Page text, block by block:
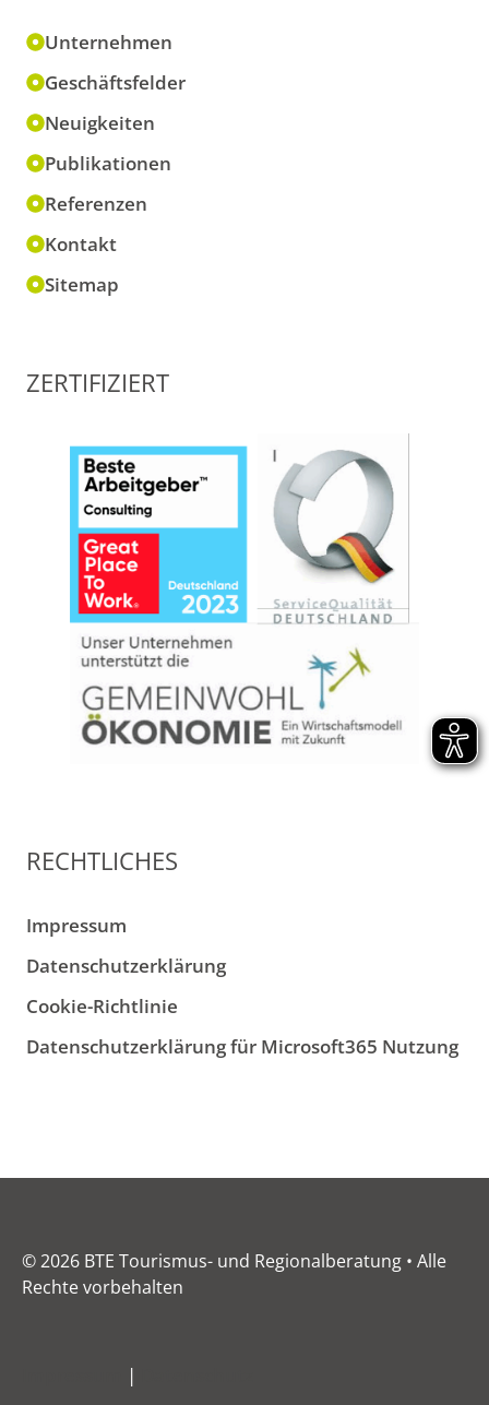
Unternehmen
Geschäftsfelder
Neuigkeiten
Publikationen
Referenzen
Kontakt
Sitemap
ZERTIFIZIERT
RECHTLICHES
Impressum
Datenschutzerklärung
Cookie-Richtlinie
Datenschutzerklärung für Microsoft365 Nutzung
© 2026 BTE Tourismus- und Regionalberatung • Alle
Rechte vorbehalten
|